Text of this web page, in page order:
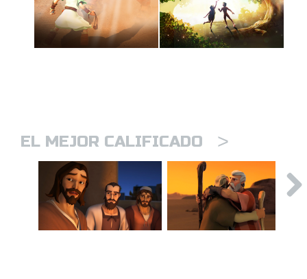
EL MEJOR CALIFICADO >